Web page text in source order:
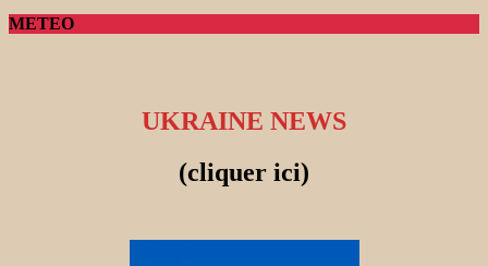
METEO
UKRAINE NEWS
(cliquer ici)